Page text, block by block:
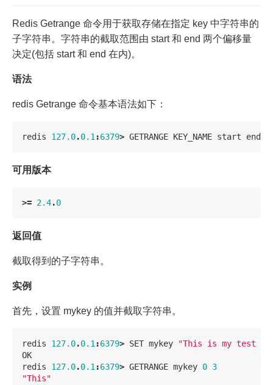
Redis Getrange 命令用于获取存储在指定 key 中字符串的
子字符串。字符串的截取范围由 start 和 end 两个偏移量
决定(包括 start 和 end 在内)。
语法
redis Getrange 命令基本语法如下：
redis 127.0.0.1:6379> GETRANGE KEY_NAME start end
可用版本
>= 2.4.0
返回值
截取得到的子字符串。
实例
首先，设置 mykey 的值并截取字符串。
redis 127.0.0.1:6379> SET mykey
"This is my test
OK
redis
127.0.0.1:6379> GETRANGE mykey 0 3
"This"